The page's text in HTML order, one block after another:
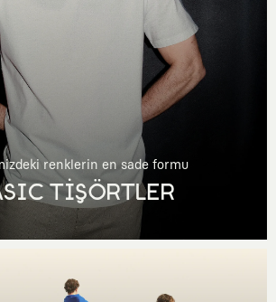
renklerin en sade formu
TİŞÖRTLER